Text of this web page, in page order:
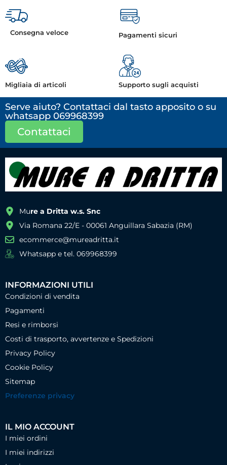
Consegna veloce Pagamenti sicuri
Migliaia di articoli Supporto sugli acquisti
Serve aiuto? Contattaci dal tasto apposito o su
whatsapp 069968399
Contattaci
Mure a Dritta w.s. Snc
Via Romana 22/E - 00061 Anguillara Sabazia (RM)
ecommerce@mureadritta.it
Whatsapp e tel. 069968399
INFORMAZIONI UTILI
Condizioni di vendita
Pagamenti
Resi e rimborsi
Costi di trasporto, avvertenze e Spedizioni
Privacy Policy
Cookie Policy
Sitemap
Preferenze privacy
IL MIO ACCOUNT
I miei ordini
I miei indirizzi